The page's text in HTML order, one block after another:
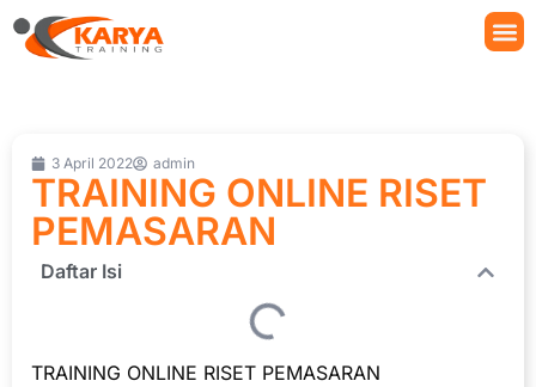
3 April 2022 admin
TRAINING ONLINE RISET
PEMASARAN
Daftar Isi
TRAINING ONLINE RISET PEMASARAN